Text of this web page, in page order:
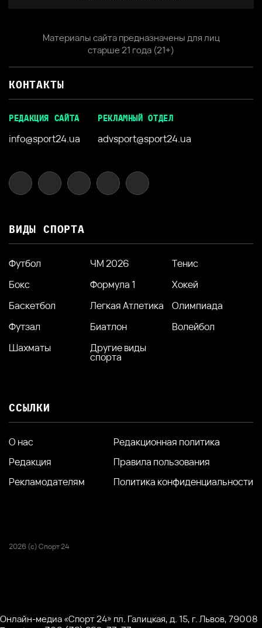
Материалы сайта предназначены для лиц
старше 21 года (21+)
КОНТАКТЫ
РЕДАКЦИЯ САЙТА
info@sport24.ua
РЕКЛАМНЫЙ ОТДЕЛ
advsport@sport24.ua
ВИДЫ СПОРТА
Футбол ЧМ 2026
Тенис
Бокс
Формула 1
Хокей
Баскетбол
Легкая Атлетика
Олимпиада
Футзал
Биатлон
Волейбол
Шахматы
Другие виды
спорта
ССЫЛКИ
О нас
Редакция
Рекламодателям
Редакционная политика
Правила пользования
Политика конфиденциальности
2026 (с) Спорт 24
Онлайн-медиа «Спорт 24» пл. Галицкая, д. 15, г. Львов, 79008